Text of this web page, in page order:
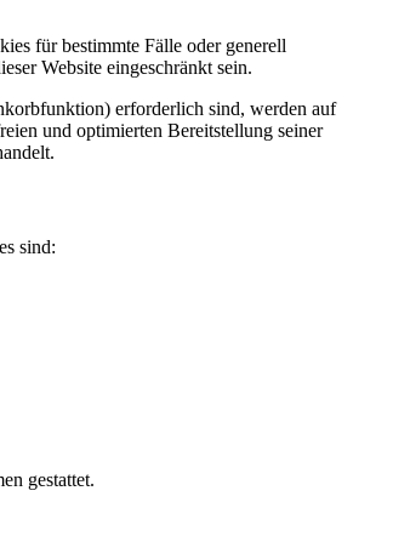
für bestimmte Fälle oder generell
Website eingeschränkt sein.
erforderlich sind, werden auf
und optimierten Bereitstellung seiner
sind:
gestattet.